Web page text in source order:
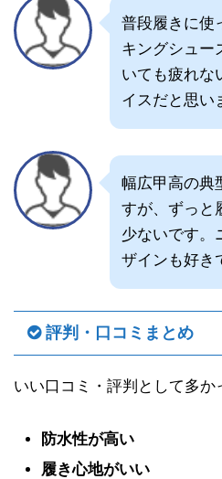
普段履きに使
キングシュー
いても疲れな
イスだと思い
幅広甲高の典
すが、ずっと
少ないです。
ザインも好き
評判・口コミまとめ
いい口コミ・評判として多か
防水性が高い
履き心地がいい